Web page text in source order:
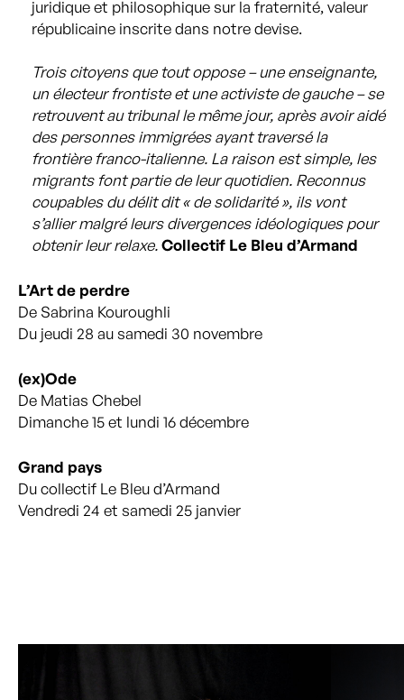
juridique et philosophique sur la fraternité, valeur
républicaine inscrite dans notre devise.
Trois citoyens que tout oppose – une enseignante,
un électeur frontiste et une activiste de gauche – se
retrouvent au tribunal le même jour, après avoir aidé
des personnes immigrées ayant traversé la
frontière franco-italienne. La raison est simple, les
migrants font partie de leur quotidien. Reconnus
coupables du délit dit « de solidarité », ils vont
s’allier malgré leurs divergences idéologiques pour
obtenir leur relaxe.Collectif Le Bleu d’Armand
L’Art de perdre
De Sabrina Kouroughli
Du jeudi 28 au samedi 30 novembre
(ex)Ode
De Matias Chebel
Dimanche 15 et lundi 16 décembre
Grand pays
Du collectif Le Bleu d’Armand
Vendredi 24 et samedi 25 janvier